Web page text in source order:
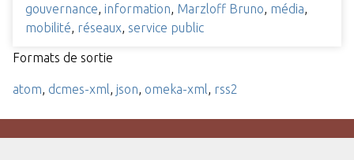
gouvernance, information, Marzloff Bruno, média,
mobilité, réseaux, service public
Formats de sortie
atom, dcmes-xml, json, omeka-xml, rss2